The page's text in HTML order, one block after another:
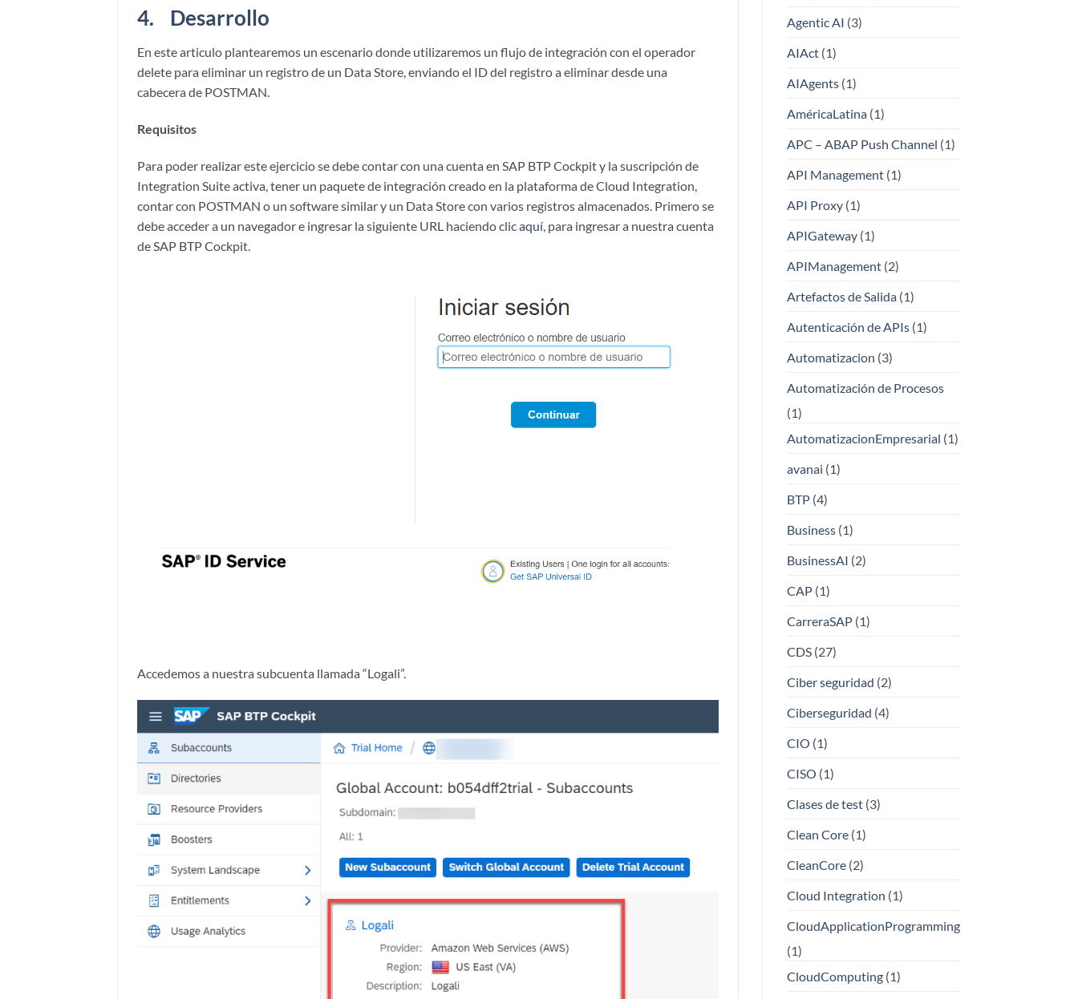
4. Desarrollo
En este articulo plantearemos un escenario donde utilizaremos un flujo de integración con el operador
delete para eliminar un registro de un Data Store, enviando el ID del registro a eliminar desde una
cabecera de POSTMAN.
Requisitos
Para poder realizar este ejercicio se debe contar con una cuenta en SAP BTP Cockpit y la suscripción de
Integration Suite activa, tener un paquete de integración creado en la plataforma de Cloud Integration,
contar con POSTMAN o un software similar y un Data Store con varios registros almacenados. Primero se
debe acceder a un navegador e ingresar la siguiente URL haciendo clicaquí , para ingresar a nuestra cuenta
de SAP BTP Cockpit.
Accedemos a nuestra subcuenta llamada “Logali”.
Agentic AI (3)
AIAct(1)
AIAgents(1)
AméricaLatina(1)
APC – ABAP Push Channel (1)
API Management(1)
API Proxy(1)
APIGateway(1)
APIManagement(2)
Artefactos de Salida(1)
Autenticación de APIs(1)
Automatizacion (3)
Automatización de Procesos
(1)
AutomatizacionEmpresarial (1)
avanai (1)
BTP(4)
Business(1)
BusinessAI (2)
CAP(1)
CarreraSAP(1)
CDS(27)
Ciber seguridad (2)
Ciberseguridad (4)
CIO (1)
CISO (1)
Clases de test(3)
Clean Core(1)
CleanCore(2)
Cloud Integration (1)
CloudApplicationProgramming
(1)
CloudComputing(1)